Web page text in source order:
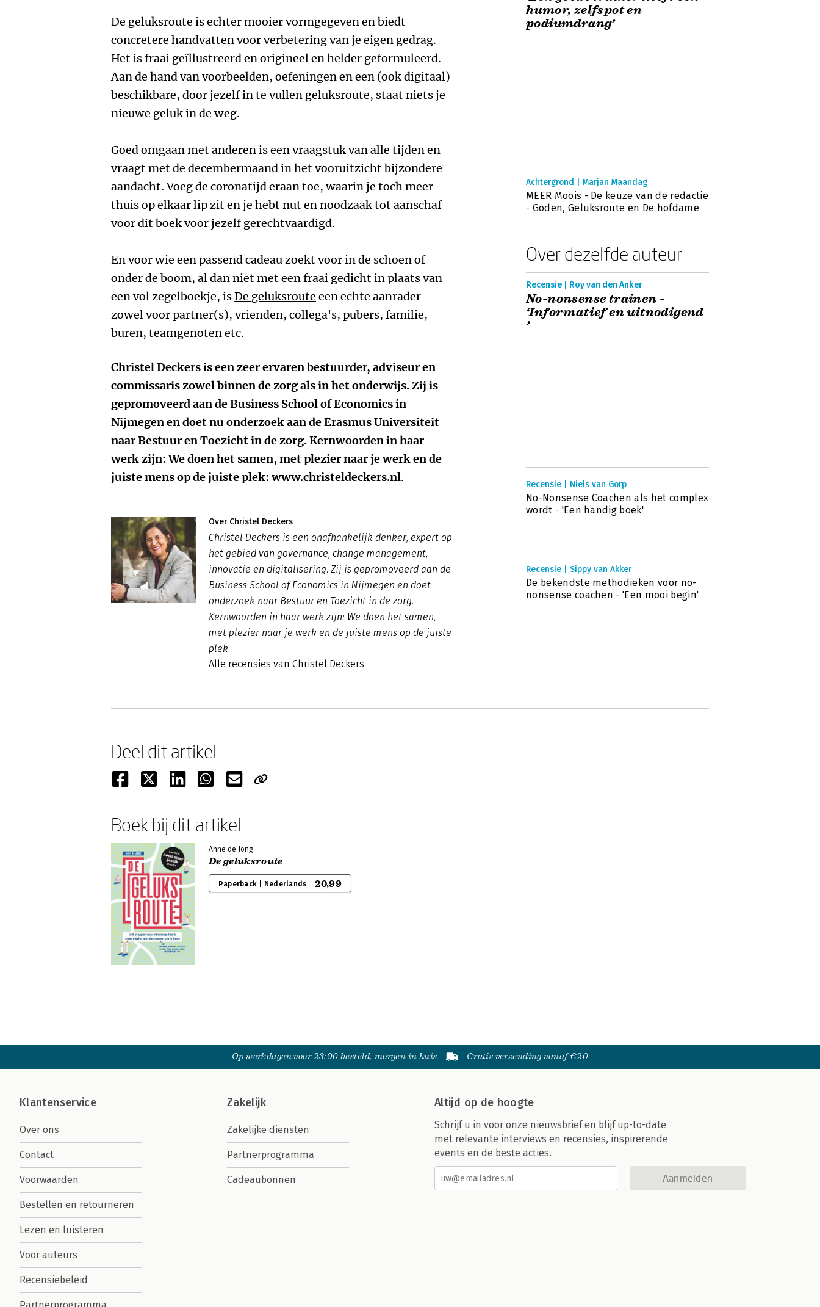
De geluksroute is echter mooier vormgegeven en biedt
concretere handvatten voor verbetering van je eigen gedrag.
Het is fraai geïllustreerd en origineel en helder geformuleerd.
Aan de hand van voorbeelden, oefeningen en een (ook digitaal)
beschikbare, door jezelf in te vullen geluksroute, staat niets je
nieuwe geluk in de weg.
Goed omgaan met anderen is een vraagstuk van alle tijden en
vraagt met de decembermaand in het vooruitzicht bijzondere
aandacht. Voeg de coronatijd eraan toe, waarin je toch meer
thuis op elkaar lip zit en je hebt nut en noodzaak tot aanschaf
voor dit boek voor jezelf gerechtvaardigd.
En voor wie een passend cadeau zoekt voor in de schoen of
onder de boom, al dan niet met een fraai gedicht in plaats van
een vol zegelboekje, isDe geluksroute een echte aanrader
zowel voor partner(s), vrienden, collega's, pubers, familie,
buren, teamgenoten etc.
Christel Deckersis een zeer ervaren bestuurder, adviseur en
commissaris zowel binnen de zorg als in het onderwijs. Zij is
gepromoveerd aan de Business School of Economics in
Nijmegen en doet nu onderzoek aan de Erasmus Universiteit
naar Bestuur en Toezicht in de zorg. Kernwoorden in haar
werk zijn: We doen het samen, met plezier naar je werk en de
juiste mens op de juiste plek: www.christeldeckers.nl.
Over Christel Deckers
Christel Deckers is een onafhankelijk denker, expert op
het gebied van governance, change management,
innovatie en digitalisering. Zij is gepromoveerd aan de
Business School of Economics in Nijmegen en doet
onderzoek naar Bestuur en Toezicht in de zorg.
Kernwoorden in haar werk zijn: We doen het samen,
met plezier naar je werk en de juiste mens op de juiste
plek.
Alle recensies van Christel Deckers
humor, zelfspot en
podiumdrang’
Achtergrond | Marjan Maandag
MEER Moois - De keuze van de redactie
- Goden, Geluksroute en De hofdame
Over dezelfde auteur
Recensie | Roy van den Anker
No-nonsense trainen -
‘Informatief en uitnodigend
’
Recensie | Niels van Gorp
No-Nonsense Coachen als het complex
wordt - 'Een handig boek'
Recensie | Sippy van Akker
De bekendste methodieken voor no-
nonsense coachen - 'Een mooi begin'
Deel dit artikel
Boek bij dit artikel
Anne de Jong
De geluksroute
Paperback | Nederlands 20,99
Op werkdagen voor 23:00 besteld, morgen in huis Gratis verzending vanaf €20
Klantenservice
Over ons
Contact
Voorwaarden
Bestellen en retourneren
Lezen en luisteren
Voor auteurs
Recensiebeleid
Zakelijk
Zakelijke diensten
Partnerprogramma
Cadeaubonnen
Altijd op de hoogte
Schrijf u in voor onze nieuwsbrief en blijf up-to-date
met relevante interviews en recensies, inspirerende
events en de beste acties.
Aanmelden